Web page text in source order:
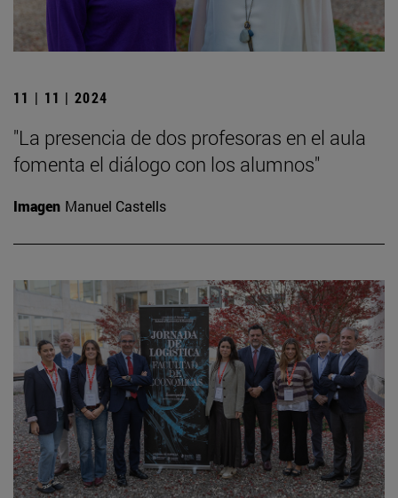
11 | 11 | 2024
"La presencia de dos profesoras en el aula
fomenta el diálogo con los alumnos"
Imagen Manuel Castells